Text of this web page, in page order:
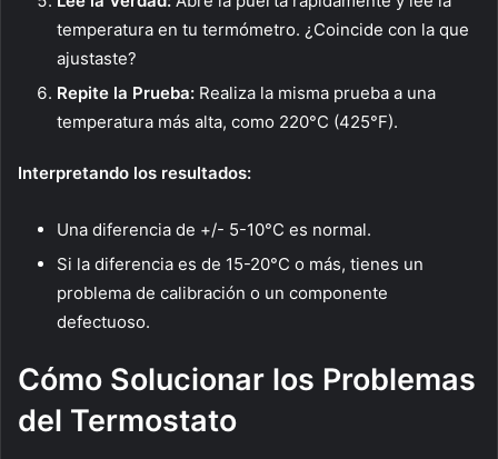
temperatura en tu termómetro. ¿Coincide con la que
ajustaste?
Repite la Prueba: Realiza la misma prueba a una
temperatura más alta, como 220°C (425°F).
Interpretando los resultados:
Una diferencia de +/- 5-10°C es normal.
Si la diferencia es de 15-20°C o más, tienes un
problema de calibración o un componente
defectuoso.
Cómo Solucionar los Problemas
del Termostato